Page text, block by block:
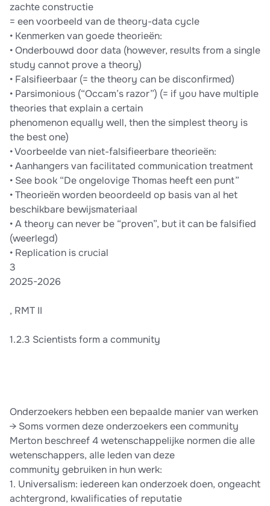
zachte constructie
= een voorbeeld van de theory-data cycle
• Kenmerken van goede theorieën:
• Onderbouwd door data (however, results from a single
study cannot prove a theory)
• Falsifieerbaar (= the theory can be disconfirmed)
• Parsimonious (“Occam’s razor”) (= if you have multiple
theories that explain a certain
phenomenon equally well, then the simplest theory is
the best one)
• Voorbeelde van niet-falsifieerbare theorieën:
• Aanhangers van facilitated communication treatment
• See book “De ongelovige Thomas heeft een punt”
• Theorieën worden beoordeeld op basis van al het
beschikbare bewijsmateriaal
• A theory can never be “proven”, but it can be falsified
(weerlegd)
• Replication is crucial
3
2025-2026
, RMT II
1.2.3 Scientists form a community
Onderzoekers hebben een bepaalde manier van werken
→ Soms vormen deze onderzoekers een community
Merton beschreef 4 wetenschappelijke normen die alle
wetenschappers, alle leden van deze
community gebruiken in hun werk:
1. Universalism: iedereen kan onderzoek doen, ongeacht
achtergrond, kwalificaties of reputatie